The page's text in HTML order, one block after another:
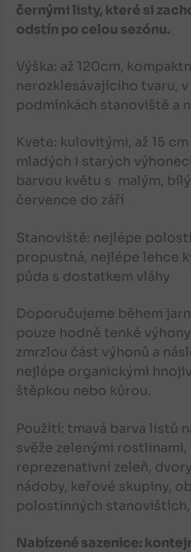
černými listy, které si
odstín po celou sezónu.
Výška: až 120cm,
nerozklesávajícího tvaru,
podmínkách stanoviště a
Kvete: kulovitými, až 15
mladých i starých
barvou květu s malým,
července do září
Stanoviště: nejlépe
propustná, nejlépe lehce
půda s dostatkem vláhy
Doporučujeme během
pouze hodně tenké
zmrzlou část výhonů a
nejlépe organickými
štěpkou nebo kůrou.
Použití: tmavá barva listů
svěže zelenými rostlinami,
reprezenativní zeleň,
nádoby, keřové skupiny,
polostinných
Nabízené sazenice: